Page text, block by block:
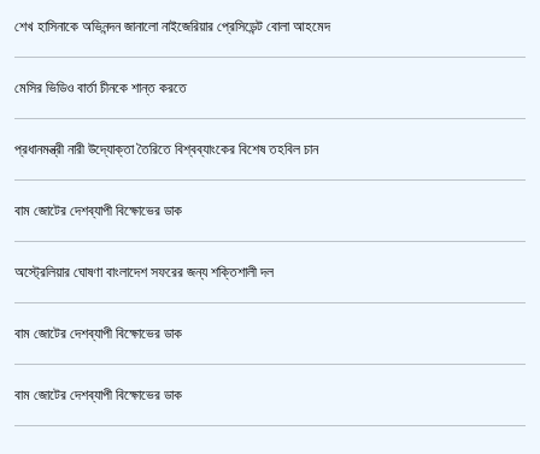
‘জুলাই গণঅভ্যুত্থান স্মৃতি জাদুঘর’ উদ্বোধন করলেন প্রধানমন্ত্রী
শেখ হাসিনাকে অভিনন্দন জানালো নাইজেরিয়ার প্রেসিডেন্ট বোলা আহমেদ
মেসির ভিডিও বার্তা চীনকে শান্ত করতে
প্রধানমন্ত্রী নারী উদ্যোক্তা তৈরিতে বিশ্বব্যাংকের বিশেষ তহবিল চান
বাম জোটের দেশব্যাপী বিক্ষোভের ডাক
অস্ট্রেলিয়ার ঘোষণা বাংলাদেশ সফরের জন্য শক্তিশালী দল
বাম জোটের দেশব্যাপী বিক্ষোভের ডাক
বাম জোটের দেশব্যাপী বিক্ষোভের ডাক